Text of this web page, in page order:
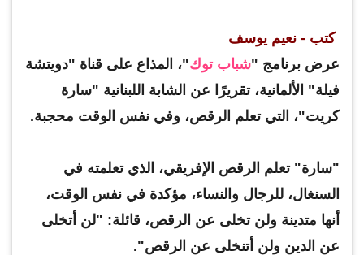
كتب - نعيم يوسف
عرض برنامج "شباب توك"، المذاع على قناة "دويتشة
فيلة" الألمانية، تقريرًا عن الشابة اللبنانية "سارة
كريت"، التي تعلم الرقص، وفي نفس الوقت محجبة.
"سارة" تعلم الرقص الإفريقي، الذي تعلمته في
السنغال، للرجال والنساء، مؤكدة في نفس الوقت،
أنها متدينة ولن تخلى عن الرقص، قائلة: "لن أتخلى
عن الدين ولن أتنخلى عن الرقص".